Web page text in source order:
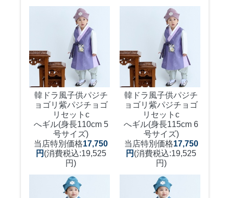
韓ドラ風子供パジチ
ョゴリ紫パジチョゴ
リセットc
へギル(身長110cm 5
号サイズ)
当店特別価格17,750
円 (消費税込:19,525
円)
韓ドラ風子供パジチ
ョゴリ紫パジチョゴ
リセットc
へギル(身長115cm 6
号サイズ)
当店特別価格17,750
円 (消費税込:19,525
円)